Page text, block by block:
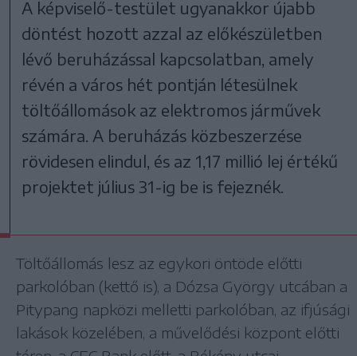
A képviselő-testület ugyanakkor újabb
döntést hozott azzal az előkészületben
lévő beruházással kapcsolatban, amely
révén a város hét pontján létesülnek
töltőállomások az elektromos járművek
számára. A beruházás közbeszerzése
rövidesen elindul, és az 1,17 millió lej értékű
projektet július 31-ig be is fejeznék.
Töltőállomás lesz az egykori öntöde előtti
parkolóban (kettő is), a Dózsa György utcában a
Pitypang napközi melletti parkolóban, az ifjúsági
lakások közelében, a művelődési központ előtti